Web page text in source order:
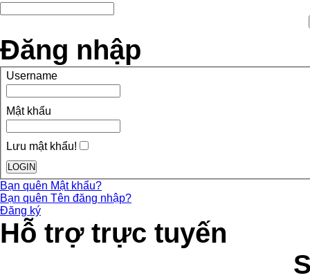
Đăng nhập
Username
Mật khẩu
Lưu mật khẩu!
Bạn quên Mật khẩu?
Bạn quên Tên đăng nhập?
Đăng ký
Hỗ trợ trực tuyến